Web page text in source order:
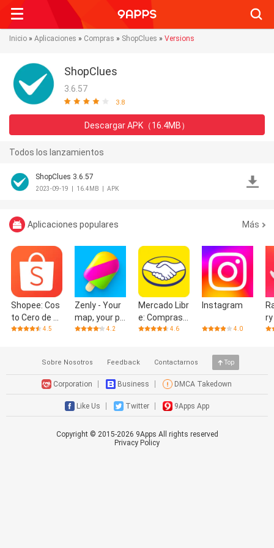
Inicio » Aplicaciones » Compras » ShopClues » Versions
ShopClues
3.6.57
3.8
Descargar APK（16.4MB）
Todos los lanzamientos
ShopClues 3.6.57
2023-09-19 16.4MB APK
Aplicaciones populares Más
Shopee: Cos
to Cero de E
nvío
4.5
Zenly - Your
map, your pe
ople
4.2
Mercado Libr
e: Compras
Online
4.6
Instagram
4.0
Sobre Nosotros Feedback Contactarnos Top
Corporation Business DMCA Takedown
Like Us Twitter 9Apps App
Copyright © 2015-2026 9Apps All rights reserved
Privacy Policy